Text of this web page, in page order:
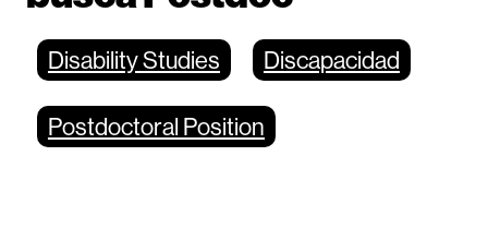
Disability Studies Discapacidad
Postdoctoral Position